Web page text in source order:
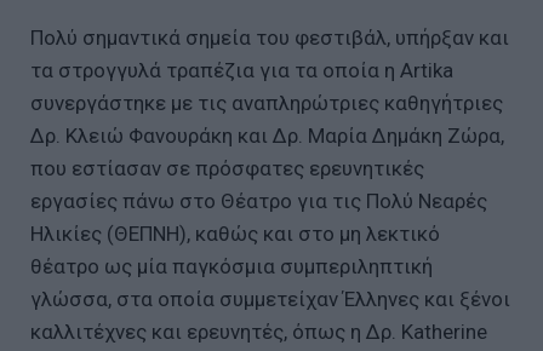
Πολύ σημαντικά σημεία του φεστιβάλ, υπήρξαν και
τα στρογγυλά τραπέζια για τα οποία η Artika
συνεργάστηκε με τις αναπληρώτριες καθηγήτριες
Δρ. Κλειώ Φανουράκη και Δρ. Μαρία Δημάκη Ζώρα,
που εστίασαν σε πρόσφατες ερευνητικές
εργασίες πάνω στο Θέατρο για τις Πολύ Νεαρές
Ηλικίες (ΘΕΠΝΗ), καθώς και στο μη λεκτικό
θέατρο ως μία παγκόσμια συμπεριληπτική
γλώσσα, στα οποία συμμετείχαν Έλληνες και ξένοι
καλλιτέχνες και ερευνητές, όπως η Δρ. Katherine